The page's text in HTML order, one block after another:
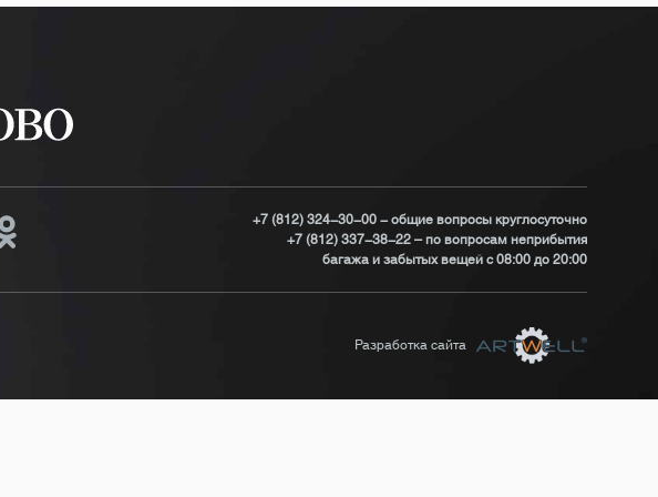
+7 (812) 324-30-00 - общие вопросы круглосуточно
+7 (812) 337-38-22 – по вопросам неприбытия
багажа и забытых вещей с 08:00 до 20:00
Разработка сайта